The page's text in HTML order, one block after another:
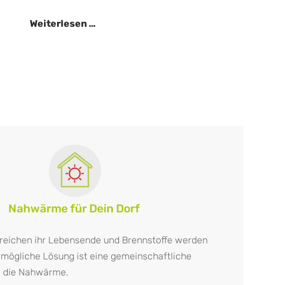
Weiterlesen …
Nahwärme für Dein Dorf
ihr Lebensende und Brennstoffe werden
Lösung ist eine gemeinschaftliche
die Nahwärme.